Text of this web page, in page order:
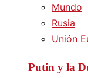
Mundo
Rusia
Unión
Putin y la